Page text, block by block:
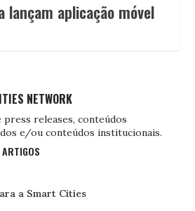
lançam aplicação móvel
NETWORK
press releases, conteúdos
e/ou conteúdos institucionais.
a Smart Cities